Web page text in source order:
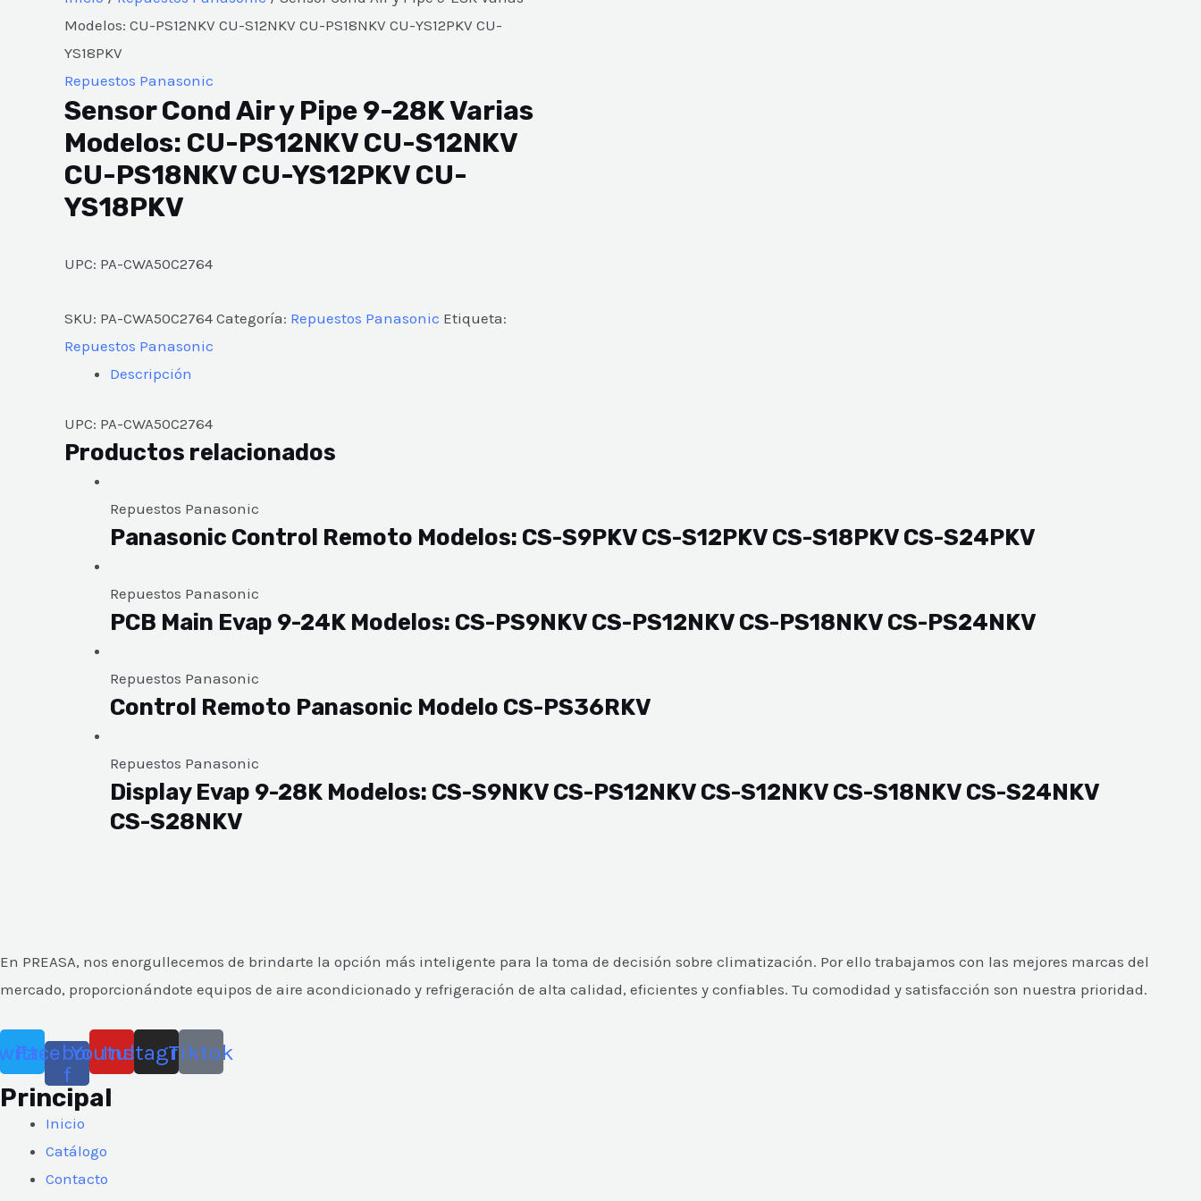
Modelos: CU-PS12NKV CU-S12NKV CU-PS18NKV CU-YS12PKV CU-
YS18PKV
Repuestos Panasonic
Sensor Cond Air y Pipe 9-28K Varias
Modelos: CU-PS12NKV CU-S12NKV
CU-PS18NKV CU-YS12PKV CU-
YS18PKV
UPC: PA-CWA50C2764
SKU: PA-CWA50C2764 Categoría: Repuestos Panasonic Etiqueta:
Repuestos Panasonic
Descripción
UPC: PA-CWA50C2764
Productos relacionados
Repuestos Panasonic
Panasonic Control Remoto Modelos: CS-S9PKV CS-S12PKV CS-S18PKV CS-S24PKV
Repuestos Panasonic
PCB Main Evap 9-24K Modelos: CS-PS9NKV CS-PS12NKV CS-PS18NKV CS-PS24NKV
Repuestos Panasonic
Control Remoto Panasonic Modelo CS-PS36RKV
Repuestos Panasonic
Display Evap 9-28K Modelos: CS-S9NKV CS-PS12NKV CS-S12NKV CS-S18NKV CS-S24NKV
CS-S28NKV
En PREASA, nos enorgullecemos de brindarte la opción más inteligente para la toma de decisión sobre climatización. Por ello trabajamos con las mejores marcas del
mercado, proporcionándote equipos de aire acondicionado y refrigeración de alta calidad, eficientes y confiables. Tu comodidad y satisfacción son nuestra prioridad.
Facebook-
f
Youtube
Instagram
Tiktok
Principal
Inicio
Catálogo
Contacto